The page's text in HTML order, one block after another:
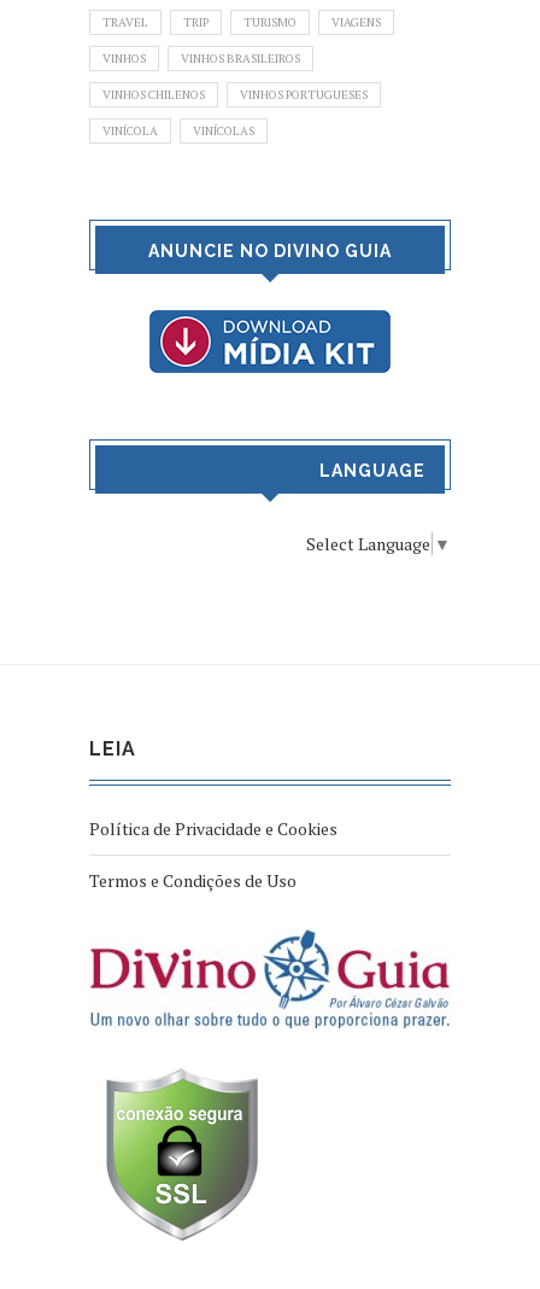
TRAVEL TRIP TURISMO VIAGENS
VINHOS VINHOS BRASILEIROS
VINHOS CHILENOS VINHOS PORTUGUESES
VINÍCOLA VINÍCOLAS
ANUNCIE NO DIVINO GUIA
LANGUAGE
Select Language ▼
LEIA
Política de Privacidade e Cookies
Termos e Condições de Uso